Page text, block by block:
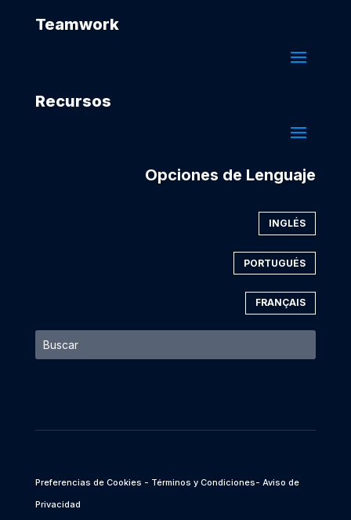
Teamwork
Recursos
Opciones de Lenguaje
INGLÉS
PORTUGUÉS
FRANÇAIS
Preferencias de Cookies - Términos y Condiciones- Aviso de
Privacidad